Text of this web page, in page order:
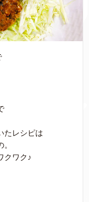
たレシピは
クワク♪